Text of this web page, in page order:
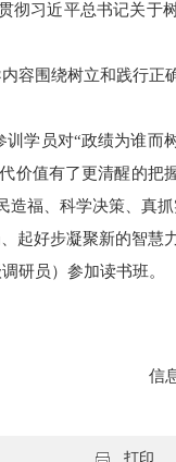
彻习近平总书记关于
容围绕树立和践行正
学员对“政绩为谁而
价值有了更清醒的把
福、科学决策、真
起好步凝聚新的智慧力
研员）参加读书班。
信
打印